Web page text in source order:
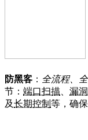
防黑客 ： 全流程、
节： 端口扫描 漏
及长期控制 等，确保